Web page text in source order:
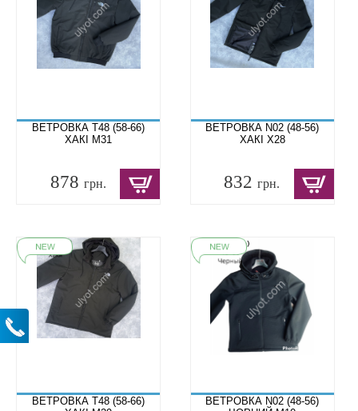
ВЕТРОВКА T48 (58-66)
ХАКІ M31
878 грн.
ВЕТРОВКА N02 (48-56)
ХАКІ X28
832грн.
ВЕТРОВКА T48 (58-66)
ВЕТРОВКА N02 (48-56)